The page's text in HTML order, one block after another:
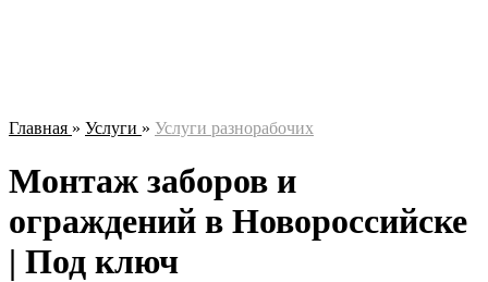
Главная » Услуги » Услуги разнорабочих
Монтаж заборов и
ограждений в Новороссийске
| Под ключ